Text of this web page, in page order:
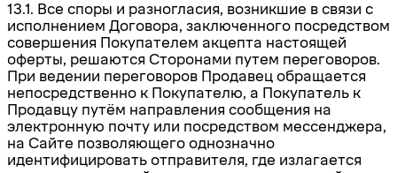
13.1. Все споры и разногласия, возникшие в связи с
исполнением Договора, заключенного посредством
совершения Покупателем акцепта настоящей
оферты, решаются Сторонами путем переговоров.
При ведении переговоров Продавец обращается
непосредственно к Покупателю, а Покупатель к
Продавцу путём направления сообщения на
электронную почту или посредством мессенджера,
на Сайте позволяющего однозначно
идентифицировать отправителя, где излагается